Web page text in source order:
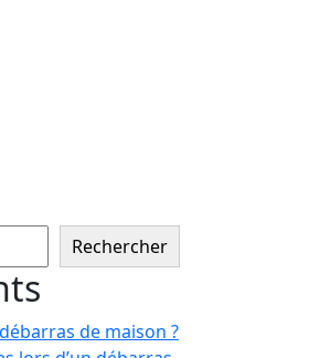
Rechercher
de maison ?